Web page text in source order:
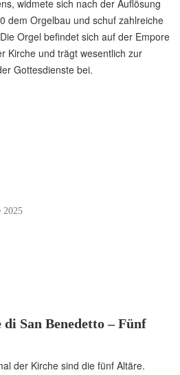
widmete sich nach der Auflösung
dem Orgelbau und schuf zahlreiche
Orgel befindet sich auf der Empore
Kirche und trägt wesentlich zur
Gottesdienste bei.
2025
San Benedetto – Fünf
der Kirche sind die fünf Altäre.